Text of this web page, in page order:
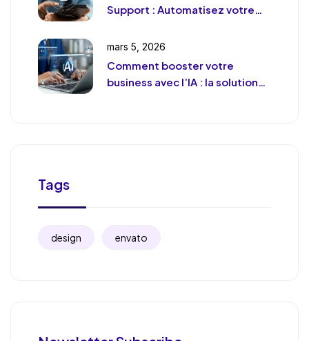
Support : Automatisez votre
déshumaniser)
mars 5, 2026
Comment booster votre
business avec l’IA : la solution
Tags
design envato